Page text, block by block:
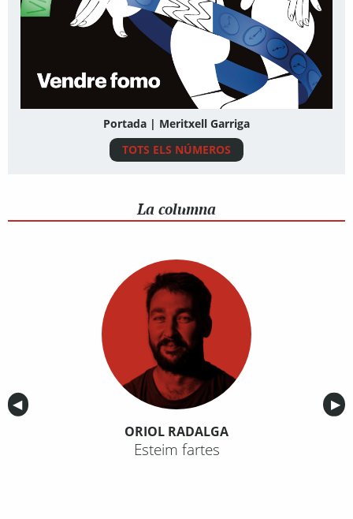
Portada | Meritxell Garriga
TOTS ELS NÚMEROS
La columna
Anterior
◀︎ ▶︎
ORIOL RADALGA
Esteim fartes